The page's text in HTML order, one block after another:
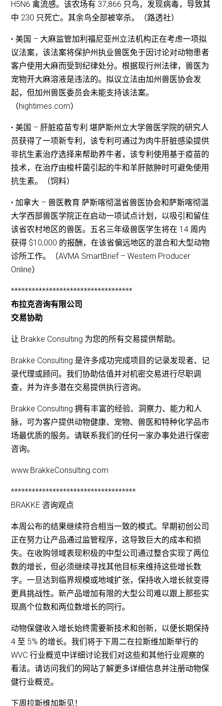
H5N6 禽流感。该农场有 37,866 只鸟，发现病毒，导致其
中 230 只死亡。其余鸟全部被宰杀。（路透社）
• 美国 – 大麻监管加利福尼亚州立法机构正在考虑一项拟
议法案，该法案将保护州执业兽医免于因讨论对动物患者
客户使用大麻而受到纪律处分。根据现行州法律，兽医为
宠物开大麻溶液是违法的。拟议立法由加州兽医协会发
起，但加州兽医委员会未能支持该法案。
（hightimes.com）
• 美国 – 肝脏疫苗专利 堪萨斯州立大学兽医学院的研究人
员获得了一项新专利，该专利可通过为肉牛肝脏感染提供
非抗生素治疗选择来帮助养牛者，该专利使用基于疫苗的
技术，在治疗由梭杆菌引起的牛和羊肝脓肿时可避免使用
抗生素。（饲料）
• 加拿大 – 兽医教育 萨斯喀彻温省兽医协会和萨斯喀彻温
大学西部兽医学院正在启动一项试点计划，以吸引和留住
该省农村地区的兽医。五名三年级兽医学生将在 14 周内
获得 $10,000 的报酬，在该省偏远地区的混合和大型动物
诊所工作。（AVMA SmartBrief – Western Producer
Online）
***********************************
布拉克咨询有限公司
交易协助
让 Brakke Consulting 为您的所有交易提供帮助。
Brakke Consulting 是许多成功完成项目的记录发现者、记
录代理或顾问。我们协助估值并对机密交易进行尽职调
查，并为许多潜在交易提供执行咨询。
Brakke Consulting 拥有丰富的经验、洞察力、能力和人
脉，可为客户提供动物健康、宠物、兽医和特种化学品市
场最优质的服务。请联系我们的任何一家办事处进行保密
咨询。
www.BrakkeConsulting.com
************************************
BRAKKE 咨询观点
本周公布的结果继续符合相当一致的模式。早期初创公司
正在努力让产品通过监管程序，这导致巨大的成本和损
失。在收购领域表现积极的中型公司通过整合实现了两位
数的增长，但必须继续寻找其他目标来维持这些增长数
字。一旦达到临界规模或地域扩张，保持收入增长就变得
更具挑战性。新产品增加有限的大型公司难以跟上那些实
现高个位数和两位数增长的同行。
动物保健收入增长始终需要新技术和创新，以便长期保持
4 至 5% 的增长。我们将于下周二在拉斯维加斯举行的
WVC 行业概览中详细讨论我们对这些和其他行业观察的
看法。请访问我们的网站了解更多详细信息并注册动物保
健行业概览。
下周拉斯维加斯见！